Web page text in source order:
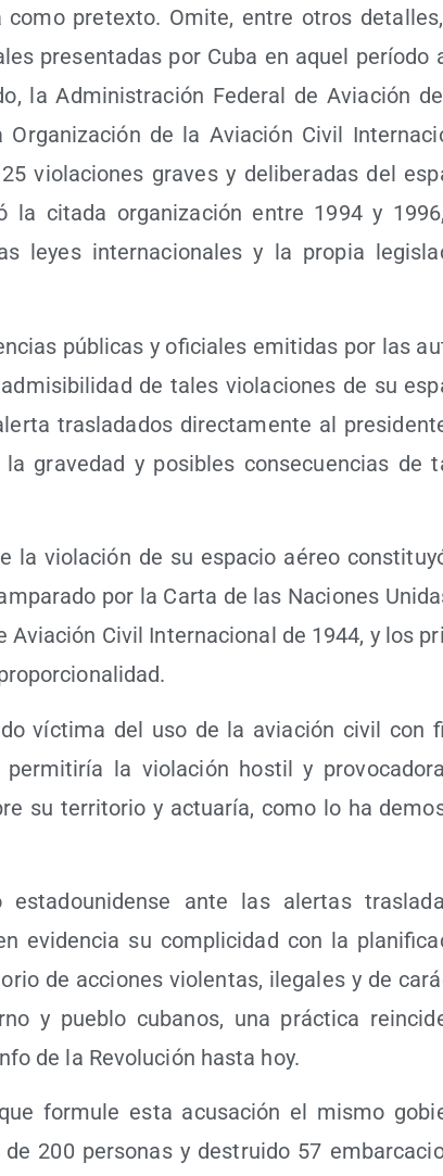
pre­tex­to. Omi­te, entre otros
pre­sen­ta­das por Cuba en aquel perío­do
la Admi­nis­tra­ción Fede­ral de Avia­ción
Orga­ni­za­ción de la Avia­ción Civil
vio­la­cio­nes gra­ves y deli­be­ra­das del
la cita­da orga­ni­za­ción entre 1994 y
leyes inter­na­cio­na­les y la pro­pia
públi­cas y ofi­cia­les emi­ti­das por las
de tales vio­la­cio­nes de su
tras­la­da­dos direc­ta­men­te al
gra­ve­dad y posi­bles con­se­cuen­cias de
la vio­la­ción de su espa­cio aéreo
por la Car­ta de las Nacio­nes
Avia­ción Civil Inter­na­cio­nal de 1944, y los
víc­ti­ma del uso de la avia­ción civil con
la vio­la­ción hos­til y
su terri­to­rio y actua­ría, como lo ha
ante las aler­tas
evi­den­cia su com­pli­ci­dad con la
de accio­nes vio­len­tas, ile­ga­les y de
y pue­blo cuba­nos, una prác­ti­ca
de la Revo­lu­ción has­ta hoy.
for­mu­le esta acu­sa­ción el mis­mo
200 per­so­nas y des­trui­do 57